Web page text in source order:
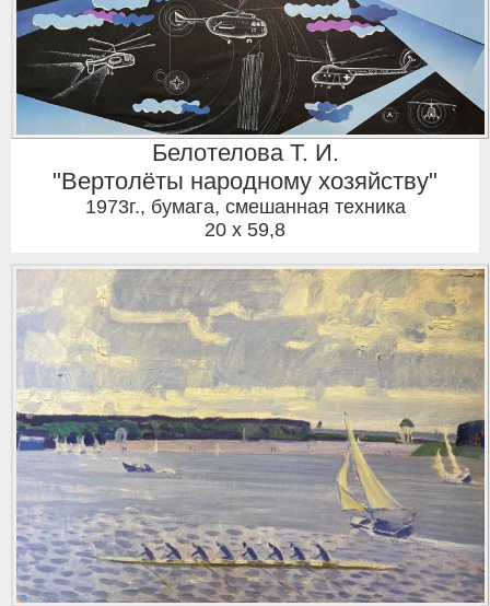
Белотелова Т. И.
"Вертолёты народному хозяйству"
1973г., бумага, смешанная техника
20 x 59,8